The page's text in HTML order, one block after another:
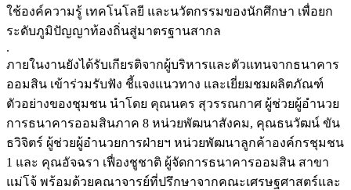
ใช้องค์ความรู้ เทคโนโลยี และนวัตกรรมของนักศึกษา เพื่อยก
ระดับภูมิปัญญาท้องถิ่นสู่มาตรฐานสากล
.
ภายในงานยังได้รับเกียรติจากผู้บริหารและตัวแทนจากธนาคาร
ออมสิน เข้าร่วมรับฟัง ชี้แจงแนวทาง และเยี่ยมชมผลิตภัณฑ์
ตัวอย่างของชุมชน นำโดย คุณนคร สุวรรณกาศ ผู้ช่วยผู้อำนวย
การธนาคารออมสินภาค 8 หน่วยพัฒนาสังคม, คุณธนวัฒน์ ขัน
ธวิจิตร์ ผู้ช่วยผู้อำนวยการฝ่ายฯ หน่วยพัฒนาลูกค้าองค์กรชุมชน
1 และ คุณอัจฉรา เฟื่องชูชาติ ผู้จัดการธนาคารออมสิน สาขา
แม่โจ้ พร้อมด้วยคณาจารย์ที่ปรึกษาจากคณะเศรษฐศาสตร์และ